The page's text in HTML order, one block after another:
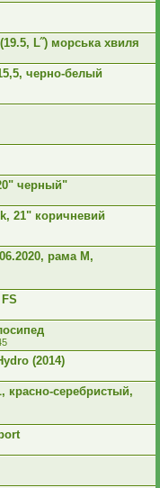
L˝) морська хвиля
черно-белый
черный"
21" коричневий
рама М,
(2014)
красно-серебристый,